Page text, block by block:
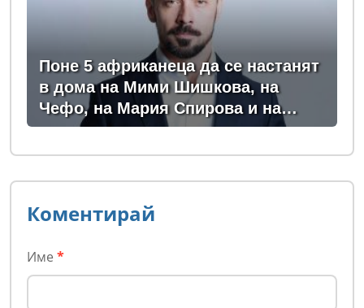
Поне 5 африканеца да се настанят
в дома на Мими Шишкова, на
Чефо, на Мария Спирова и на
Христо Комарницки
Коментирай
Име *